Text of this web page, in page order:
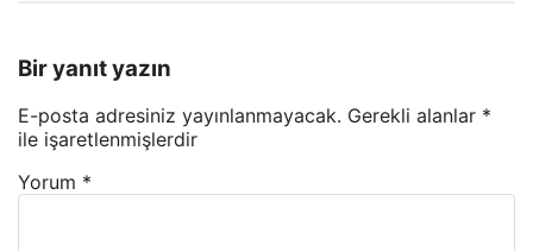
Bir yanıt yazın
E-posta adresiniz yayınlanmayacak. Gerekli alanlar *
ile işaretlenmişlerdir
Yorum *